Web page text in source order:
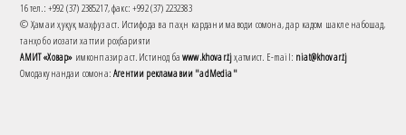
16 тел.: +992 (37) 2385217, факс: +992 (37) 2232383
© Ҳамаи ҳуқуқ маҳфуз аст. Истифода ва паҳн кардани маводи сомона, дар кадом шакле набошад,
танҳо бо иҷозати хаттии роҳбарияти
АМИТ «Ховар» имконпазир аст. Истинод баwww.khovar.tjҳатмист. E-mail: niat@khovar.tj
Омодакунандаи сомона:Агентии рекламавии "adMedia"